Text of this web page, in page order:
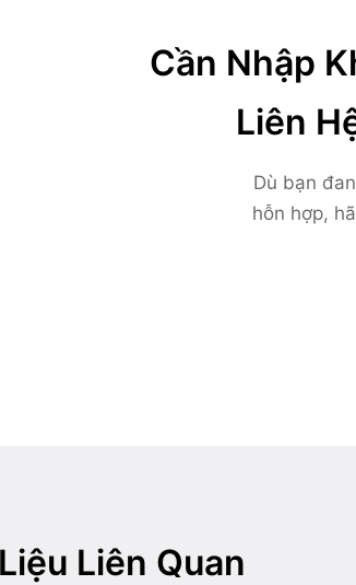
Cần Nhập
Liên
Dù bạn
hỗn hợp,
Liên Quan